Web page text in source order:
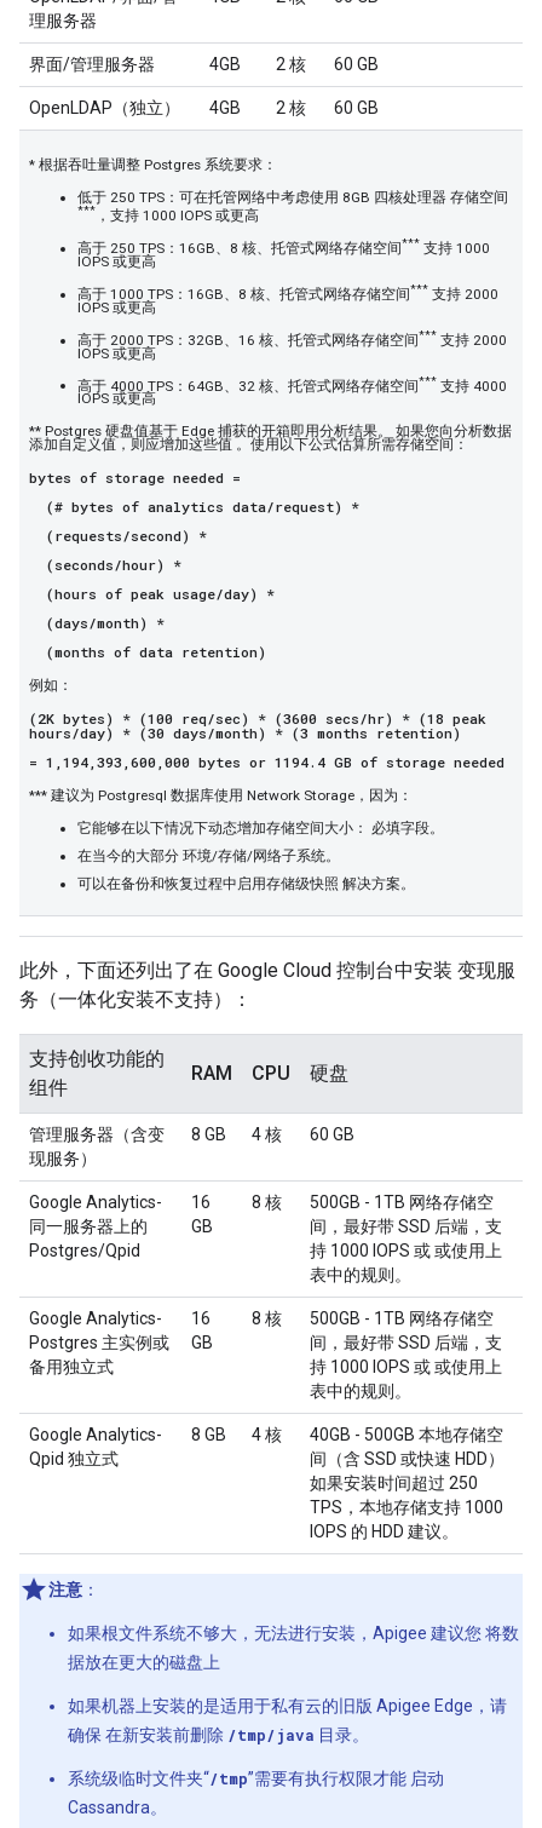
理服务器
界面/管理服务器 4GB 2 核 60 GB
OpenLDAP（独立） 4GB 2 核 60 GB
* 根据吞吐量调整 Postgres 系统要求：
低于 250 TPS：可在托管网络中考虑使用 8GB 四核处理器 存储空间
*** ，支持 1000 IOPS 或更高
高于 250 TPS：16GB、8 核、托管式网络存储空间*** 支持 1000
IOPS 或更高
高于 1000 TPS：16GB、8 核、托管式网络存储空间*** 支持 2000
IOPS 或更高
高于 2000 TPS：32GB、16 核、托管式网络存储空间*** 支持 2000
IOPS 或更高
高于 4000 TPS：64GB、32 核、托管式网络存储空间*** 支持 4000
IOPS 或更高
** Postgres 硬盘值基于 Edge 捕获的开箱即用分析结果。 如果您向分析数据
添加自定义值，则应增加这些值 。使用以下公式估算所需存储空间：
bytes of storage needed =
(# bytes of analytics data/request) *
(requests/second) *
(seconds/hour) *
(hours of peak usage/day) *
(days/month) *
(months of data retention)
例如：
(2K bytes) * (100 req/sec) * (3600 secs/hr) * (18 peak
hours/day) * (30 days/month) * (3 months retention)
= 1,194,393,600,000 bytes or 1194.4 GB of storage needed
*** 建议为 Postgresql 数据库使用 Network Storage，因为：
它能够在以下情况下动态增加存储空间大小： 必填字段。
在当今的大部分 环境/存储/网络子系统。
可以在备份和恢复过程中启用存储级快照 解决方案。
此外，下面还列出了在 Google Cloud 控制台中安装 变现服
务（一体化安装不支持）：
支持创收功能的
组件
RAM CPU 硬盘
管理服务器（含变
现服务）
8 GB 4 核 60 GB
Google Analytics-
同一服务器上的
Postgres/Qpid
16
GB
8 核
500GB - 1TB 网络存储空
间，最好带 SSD 后端，支
持 1000 IOPS 或 或使用上
表中的规则。
Google Analytics-
Postgres 主实例或
备用独立式
16
GB
8 核
500GB - 1TB 网络存储空
间，最好带 SSD 后端，支
持 1000 IOPS 或 或使用上
表中的规则。
Google Analytics-
Qpid 独立式
8 GB 4 核
40GB - 500GB 本地存储空
间（含 SSD 或快速 HDD）
如果安装时间超过 250
TPS，本地存储支持 1000
IOPS 的 HDD 建议。
注意 ：
如果根文件系统不够大，无法进行安装，Apigee 建议您 将数
据放在更大的磁盘上
如果机器上安装的是适用于私有云的旧版 Apigee Edge，请
确保 在新安装前删除 /tmp/java 目录。
系统级临时文件夹“/tmp”需要有执行权限才能 启动
Cassandra。